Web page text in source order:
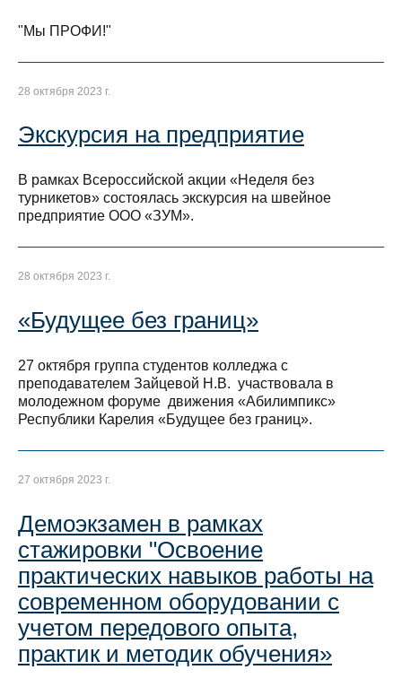
"Мы ПРОФИ!"
28 октября 2023 г.
Экскурсия на предприятие
В рамках Всероссийской акции «Неделя без
турникетов» состоялась экскурсия на швейное
предприятие ООО «ЗУМ».
28 октября 2023 г.
«Будущее без границ»
27 октября группа студентов колледжа с
преподавателем Зайцевой Н.В. участвовала в
молодежном форуме движения «Абилимпикс»
Республики Карелия «Будущее без границ».
27 октября 2023 г.
Демоэкзамен в рамках
стажировки "Освоение
практических навыков работы на
современном оборудовании с
учетом передового опыта,
практик и методик обучения»